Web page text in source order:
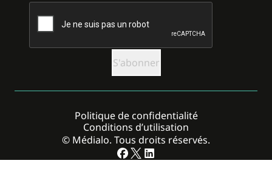
CAPTCHA
© Médialo. Tous droits réservés.
Politique de confidentialité
Conditions d’utilisation